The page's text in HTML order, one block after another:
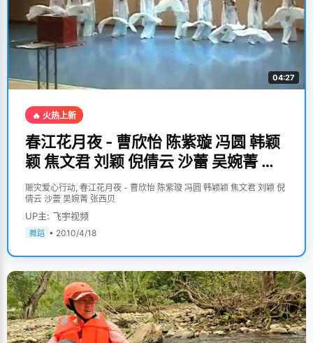
04:27
🔥 火热上新
春江花月夜 - 曹欣怡 陈紫璇 冯圆 韩颖
颖 焦文君 刘颖 倪倩云 沙蕾 吴婉菁 张
西贝
赈灾爱心行动, 春江花月夜 - 曹欣怡 陈紫璇 冯圆 韩颖颖 焦文君 刘颖 倪
倩云 沙蕾 吴婉菁 张西贝
UP主: 飞宇视频
舞蹈 • 2010/4/18